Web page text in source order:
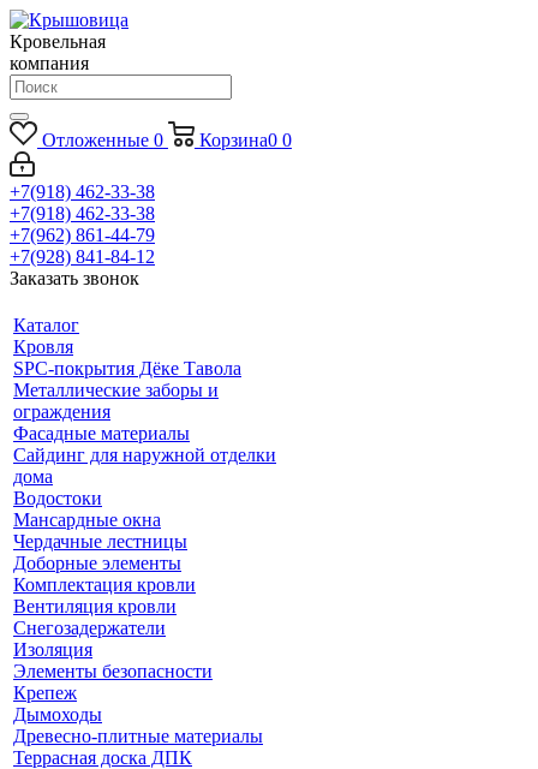
Кровельная
компания
Отложенные 0 Корзина0 0
+7(918) 462-33-38
+7(918) 462-33-38
+7(962) 861-44-79
+7(928) 841-84-12
Заказать звонок
Каталог
Кровля
SPC-покрытия Дёке Тавола
Металлические заборы и
ограждения
Фасадные материалы
Сайдинг для наружной отделки
дома
Водостоки
Мансардные окна
Чердачные лестницы
Доборные элементы
Комплектация кровли
Вентиляция кровли
Снегозадержатели
Изоляция
Элементы безопасности
Крепеж
Дымоходы
Древесно-плитные материалы
Террасная доска ДПК